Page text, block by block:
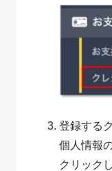
登録する
個人情報
クリック